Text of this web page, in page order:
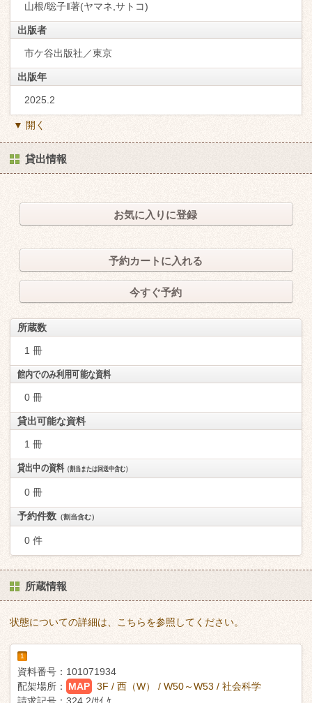
山根/聡子‖著(ヤマネ,サトコ)
出版者
市ケ谷出版社／東京
出版年
2025.2
▼ 開く
貸出情報
お気に入りに登録
予約カートに入れる
今すぐ予約
所蔵数
1 冊
館内でのみ利用可能な資料
0 冊
貸出可能な資料
1 冊
貸出中の資料（割当または回送中含む）
0 冊
予約件数 （割当含む）
0 件
所蔵情報
状態についての詳細は、こちらを参照してください。
1
資料番号： 101071934
配架場所：
MAP
3F / 西（W） / W50～W53 / 社会科学